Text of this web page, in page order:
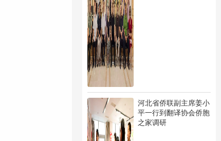
河北省侨联副主席姜小
平一行到翻译协会侨胞
之家调研